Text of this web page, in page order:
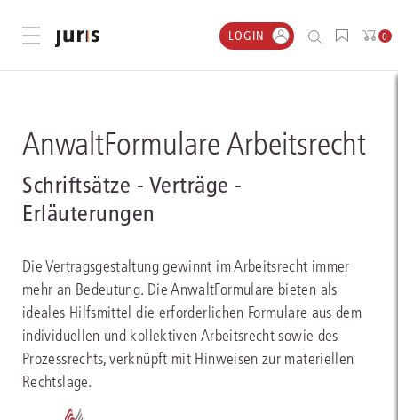
Menü öffnen LOGIN 0
AnwaltFormulare Arbeitsrecht
Schriftsätze - Verträge -
Erläuterungen
Die Vertragsgestaltung gewinnt im Arbeitsrecht immer
mehr an Bedeutung. Die AnwaltFormulare bieten als
ideales Hilfsmittel die erforderlichen Formulare aus dem
individuellen und kollektiven Arbeitsrecht sowie des
Prozessrechts, verknüpft mit Hinweisen zur materiellen
Rechtslage.